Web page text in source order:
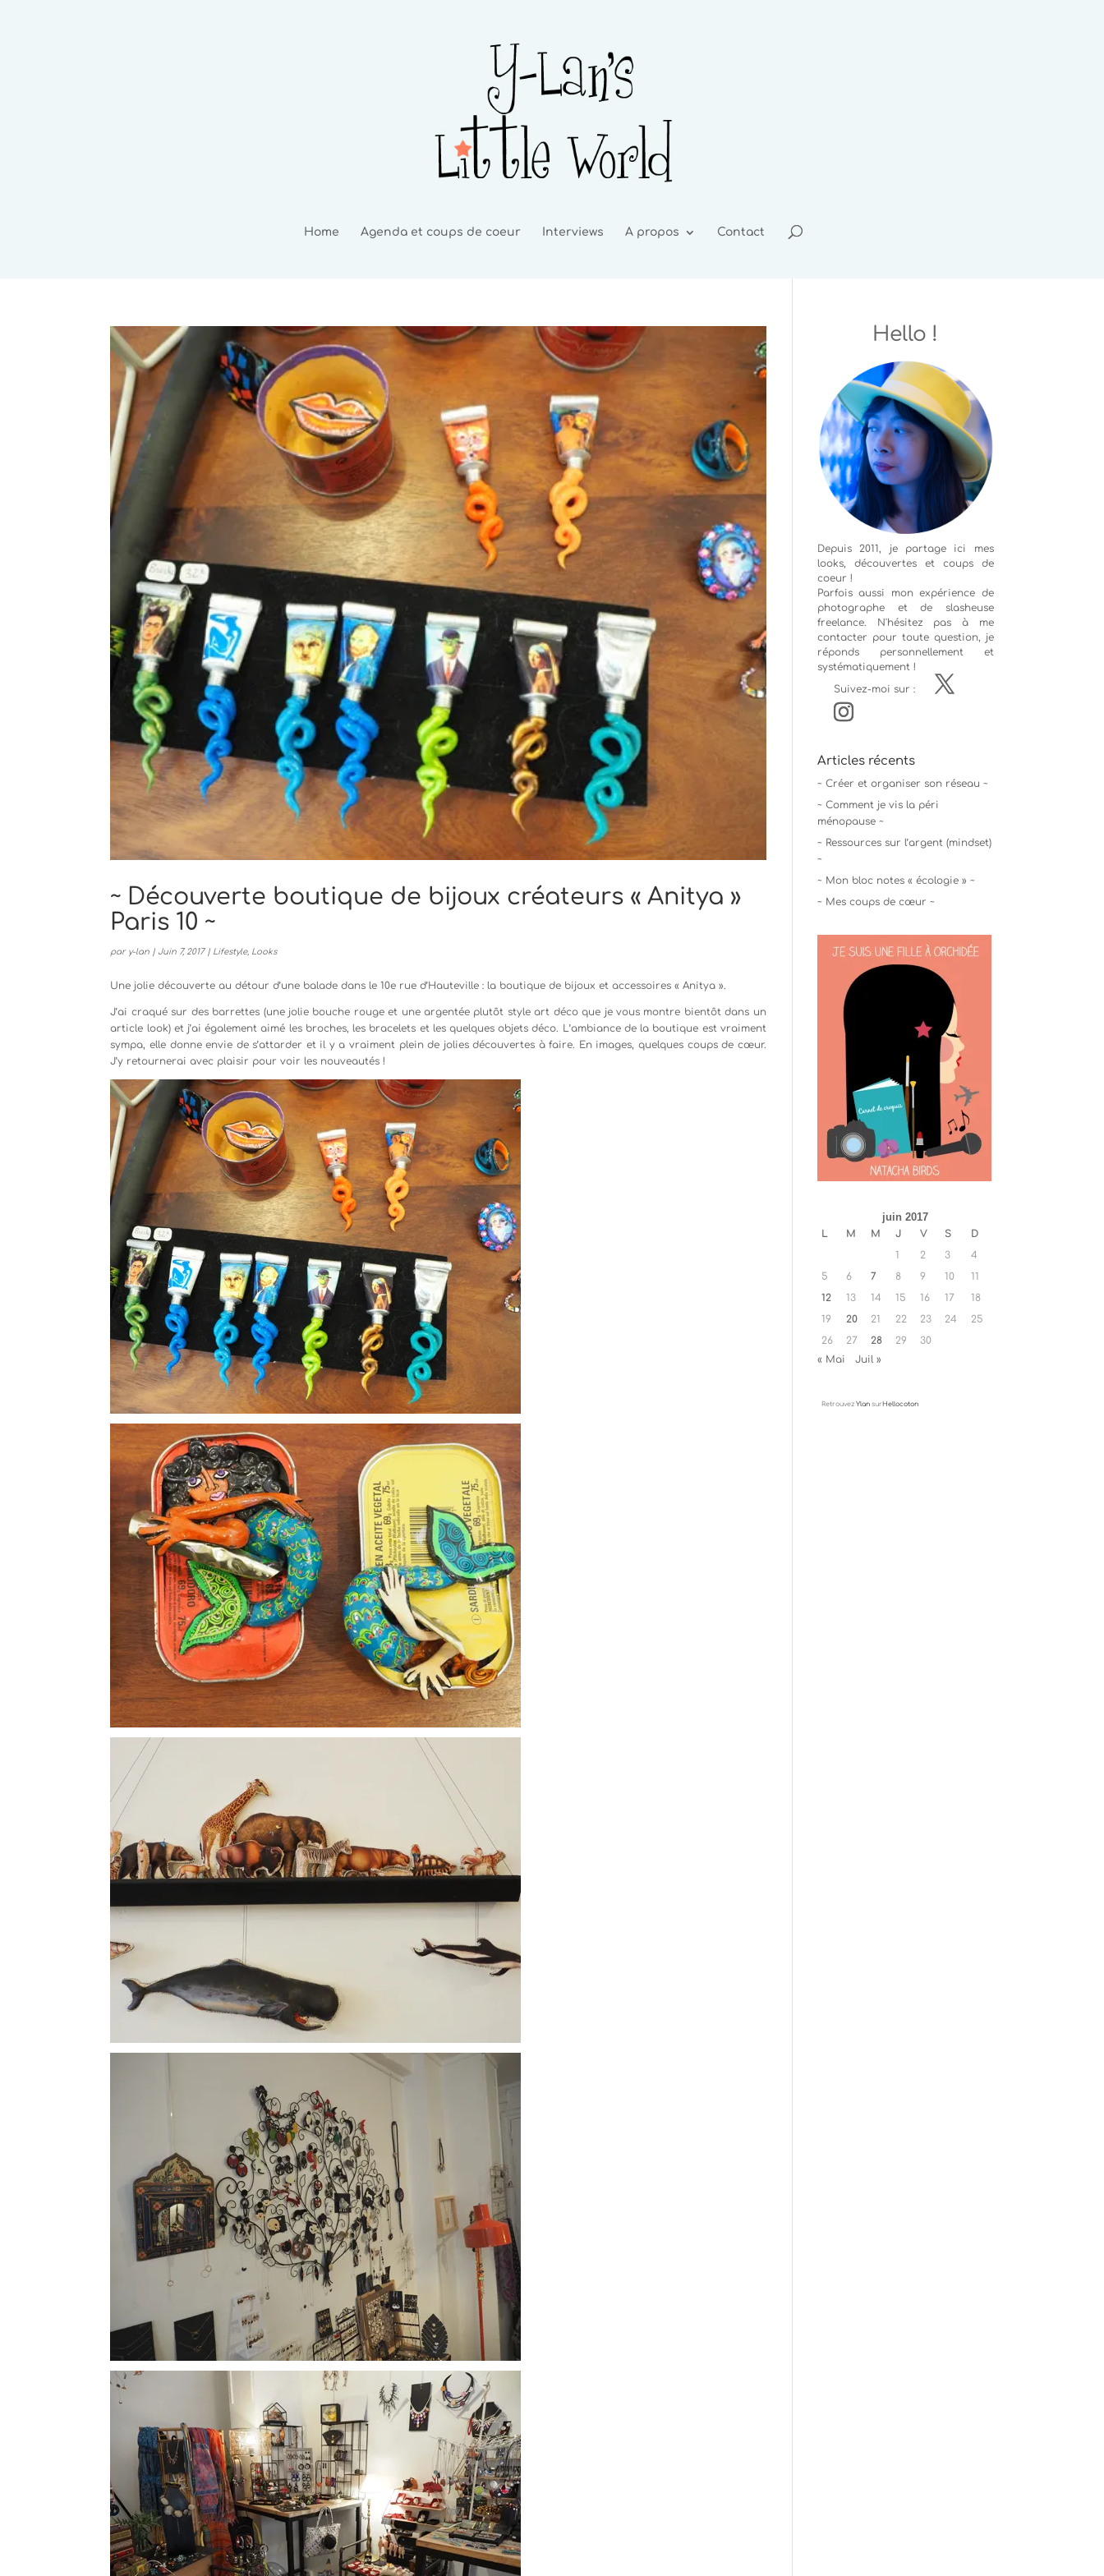
Home Agenda et coups de coeur Interviews A propos Contact
~ Découverte boutique de bijoux créateurs « Anitya »
Paris 10 ~
par y-lan | Juin 7, 2017| Lifestyle, Looks
Une jolie découverte au détour d’une balade dans le 10e rue d’Hauteville : la boutique de bijoux et accessoires « Anitya ».
J’ai craqué sur des barrettes (une jolie bouche rouge et une argentée plutôt style art déco que je vous montre bientôt dans un
article look) et j’ai également aimé les broches, les bracelets et les quelques objets déco. L’ambiance de la boutique est vraiment
sympa, elle donne envie de s’attarder et il y a vraiment plein de jolies découvertes à faire. En images, quelques coups de cœur.
J’y retournerai avec plaisir pour voir les nouveautés !
Hello !
Depuis 2011, je partage ici mes
looks, découvertes et coups de
coeur !
Parfois aussi mon expérience de
photographeet de slasheuse
freelance. N'hésitez pas à me
contacter pour toute question, je
réponds personnellement et
systématiquement !
Suivez-moi sur :
Articles récents
~ Créer et organiser son réseau ~
~ Comment je vis la péri
ménopause ~
~ Ressources sur l’argent (mindset)
~
~ Mon bloc notes « écologie » ~
~ Mes coups de cœur ~
juin 2017
L M M J V S
D
1
2 3
4
5
6 7 8 9 10
11
12
13 14 15 16 17
18
19
20 21 22 23 24
25
26
27 28 29
30
« Mai
Juil »
Retrouvez Ylansur Hellocoton